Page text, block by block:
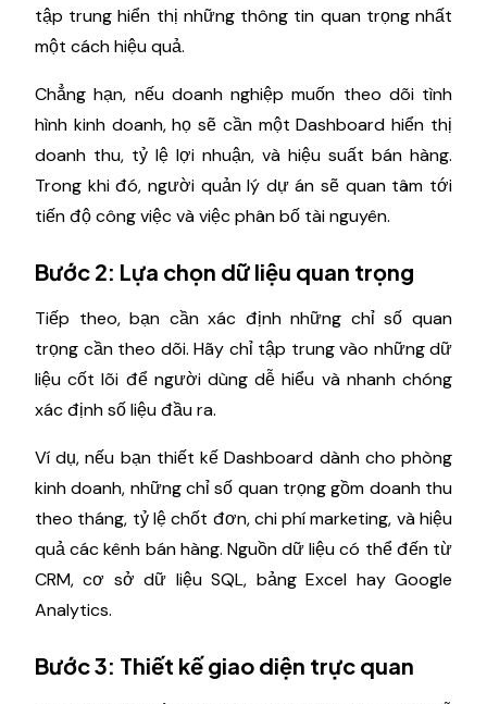
tập trung hiển thị những thông tin quan trọng nhất
một cách hiệu quả.
Chẳng hạn, nếu doanh nghiệp muốn theo dõi tình
hình kinh doanh, họ sẽ cần một Dashboard hiển thị
doanh thu, tỷ lệ lợi nhuận, và hiệu suất bán hàng.
Trong khi đó, người quản lý dự án sẽ quan tâm tới
tiến độ công việc và việc phân bố tài nguyên.
Bước 2: Lựa chọn dữ liệu quan trọng
Tiếp theo, bạn cần xác định những chỉ số quan
trọng cần theo dõi. Hãy chỉ tập trung vào những dữ
liệu cốt lõi để người dùng dễ hiểu và nhanh chóng
xác định số liệu đầu ra.
Ví dụ, nếu bạn thiết kế Dashboard dành cho phòng
kinh doanh, những chỉ số quan trọng gồm doanh thu
theo tháng, tỷ lệ chốt đơn, chi phí marketing, và hiệu
quả các kênh bán hàng. Nguồn dữ liệu có thể đến từ
CRM, cơ sở dữ liệu SQL, bảng Excel hay Google
Analytics.
Bước 3: Thiết kế giao diện trực quan